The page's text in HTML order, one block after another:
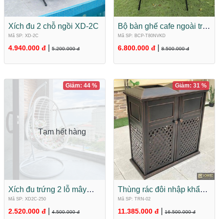
Xích đu 2 chỗ ngồi XD-2C
Mã SP: XD-2C
4.940.000 đ 5.200.000 đ
Bộ bàn ghế cafe ngoài trời
Composite BCP-
T80NVKD
Mã SP: BCP-T80NVKD
6.800.000 đ 8.500.000 đ
Tạm hết hàng
Xích đu trứng 2 lỗ mây
nhựa nhập khẩu XD2C-
250
Mã SP: XD2C-250
2.520.000 đ 4.500.000 đ
Giảm: 44 %
Thùng rác đôi nhập khẩu
hợp kim nhôm đúc cao
cấp TRN-02
Mã SP: TRN-02
11.385.000 đ 16.500.000 đ
Giảm: 31 %